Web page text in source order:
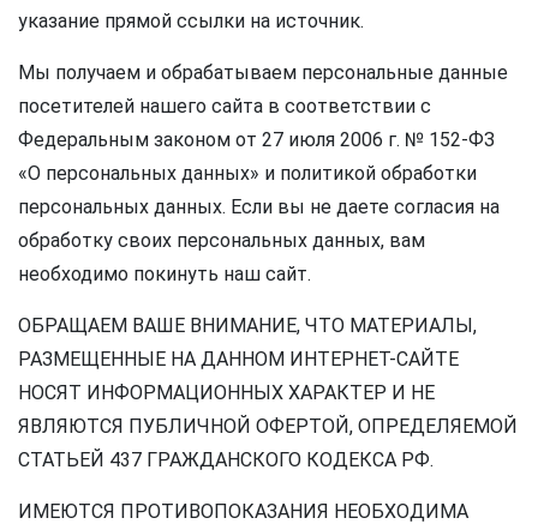
указание прямой ссылки на источник.
Мы получаем и обрабатываем персональные данные
посетителей нашего сайта в соответствии с
Федеральным законом от 27 июля 2006 г. № 152-ФЗ
«О персональных данных» и политикой обработки
персональных данных. Если вы не даете согласия на
обработку своих персональных данных, вам
необходимо покинуть наш сайт.
ОБРАЩАЕМ ВАШЕ ВНИМАНИЕ, ЧТО МАТЕРИАЛЫ,
РАЗМЕЩЕННЫЕ НА ДАННОМ ИНТЕРНЕТ-САЙТЕ
НОСЯТ ИНФОРМАЦИОННЫХ ХАРАКТЕР И НЕ
ЯВЛЯЮТСЯ ПУБЛИЧНОЙ ОФЕРТОЙ, ОПРЕДЕЛЯЕМОЙ
СТАТЬЕЙ 437 ГРАЖДАНСКОГО КОДЕКСА РФ.
ИМЕЮТСЯ ПРОТИВОПОКАЗАНИЯ НЕОБХОДИМА